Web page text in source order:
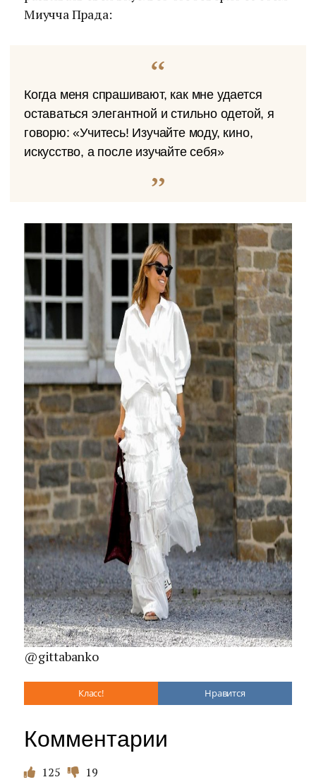
Миучча Прада:
Когда меня спрашивают, как мне удается
оставаться элегантной и стильно одетой, я
говорю: «Учитесь! Изучайте моду, кино,
искусство, а после изучайте себя»
@gittabanko
Класс! Нравится
Комментарии
125 19